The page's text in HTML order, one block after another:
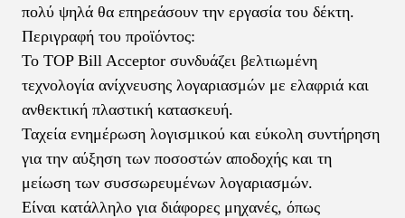
πολύ ψηλά θα επηρεάσουν την εργασία του δέκτη.
Περιγραφή του προϊόντος:
Το TOP Bill Acceptor συνδυάζει βελτιωμένη
τεχνολογία ανίχνευσης λογαριασμών με ελαφριά και
ανθεκτική πλαστική κατασκευή.
Ταχεία ενημέρωση λογισμικού και εύκολη συντήρηση
για την αύξηση των ποσοστών αποδοχής και τη
μείωση των συσσωρευμένων λογαριασμών.
Είναι κατάλληλο για διάφορες μηχανές, όπως